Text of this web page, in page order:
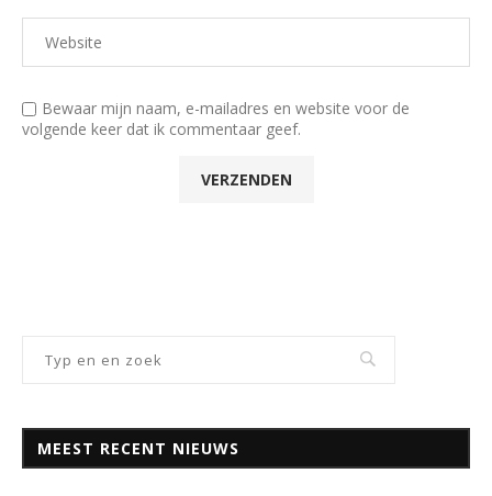
Bewaar mijn naam, e-mailadres en website voor de
volgende keer dat ik commentaar geef.
MEEST RECENT NIEUWS